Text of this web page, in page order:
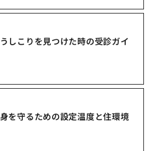
しこりを見つけた時の受診ガイ
を守るための設定温度と住環境